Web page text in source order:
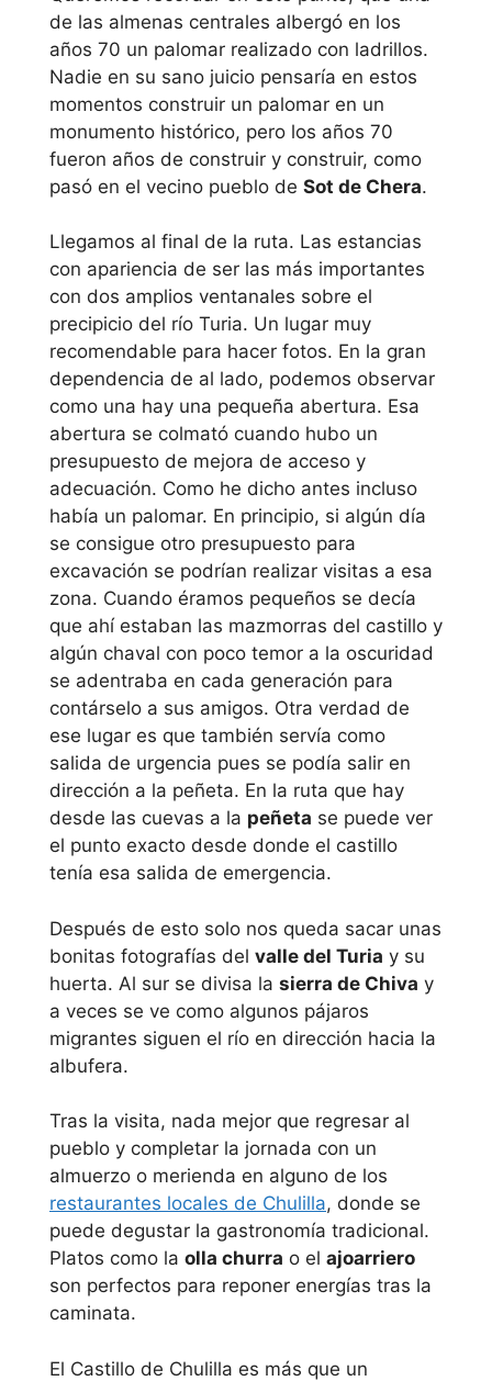
de las almenas centrales albergó en los
años 70 un palomar realizado con ladrillos.
Nadie en su sano juicio pensaría en estos
momentos construir un palomar en un
monumento histórico, pero los años 70
fueron años de construir y construir, como
pasó en el vecino pueblo de Sot de Chera.
Llegamos al final de la ruta. Las estancias
con apariencia de ser las más importantes
con dos amplios ventanales sobre el
precipicio del río Turia. Un lugar muy
recomendable para hacer fotos. En la gran
dependencia de al lado, podemos observar
como una hay una pequeña abertura. Esa
abertura se colmató cuando hubo un
presupuesto de mejora de acceso y
adecuación. Como he dicho antes incluso
había un palomar. En principio, si algún día
se consigue otro presupuesto para
excavación se podrían realizar visitas a esa
zona. Cuando éramos pequeños se decía
que ahí estaban las mazmorras del castillo y
algún chaval con poco temor a la oscuridad
se adentraba en cada generación para
contárselo a sus amigos. Otra verdad de
ese lugar es que también servía como
salida de urgencia pues se podía salir en
dirección a la peñeta. En la ruta que hay
desde las cuevas a la peñeta se puede ver
el punto exacto desde donde el castillo
tenía esa salida de emergencia.
Después de esto solo nos queda sacar unas
bonitas fotografías del valle del Turia y su
huerta. Al sur se divisa la sierra de Chiva y
a veces se ve como algunos pájaros
migrantes siguen el río en dirección hacia la
albufera.
Tras la visita, nada mejor que regresar al
pueblo y completar la jornada con un
almuerzo o merienda en alguno de los
restaurantes locales de Chulilla, donde se
puede degustar la gastronomía tradicional.
Platos como la olla churra o el ajoarriero
son perfectos para reponer energías tras la
caminata.
El Castillo de Chulilla es más que un